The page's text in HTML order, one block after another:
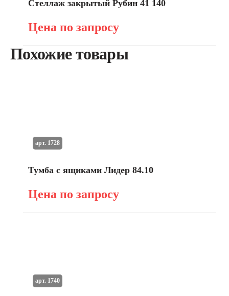
Стеллаж закрытый Рубин 41 140
Цена по запросу
Похожие товары
Тумба с ящиками Лидер 84.10
Цена по запросу
арт. 1728
арт. 1740